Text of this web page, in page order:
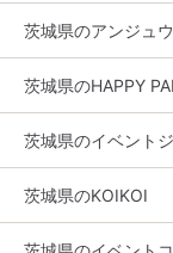
茨城県のアンジュ
茨城県のHAPPY
茨城県のイベント
茨城県のKOIKOI